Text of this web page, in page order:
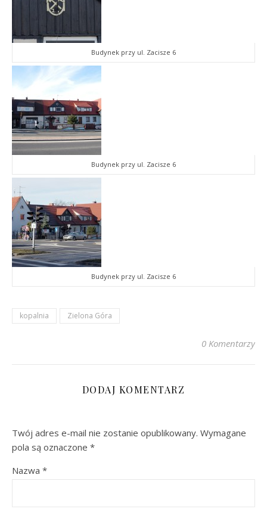
Budynek przy ul. Zacisze 6
Budynek przy ul. Zacisze 6
Budynek przy ul. Zacisze 6
kopalnia Zielona Góra
0 Komentarzy
DODAJ KOMENTARZ
Twój adres e-mail nie zostanie opublikowany. Wymagane
pola są oznaczone *
Nazwa *